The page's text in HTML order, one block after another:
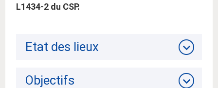
L1434-2 du CSP.
Etat des lieux
Objectifs